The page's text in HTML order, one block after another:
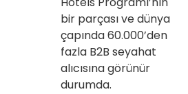
bir parçası ve dünya
çapında 60.000’den
fazla B2B seyahat
alıcısına görünür
durumda.